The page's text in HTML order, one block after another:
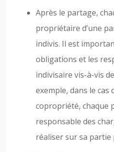
Après le partage,
propriétaire d’une
indivis. Il est
obligations et les
indivisaire vis-à-vis
exemple, dans le cas
copropriété, chaque
responsable des
réaliser sur sa partie